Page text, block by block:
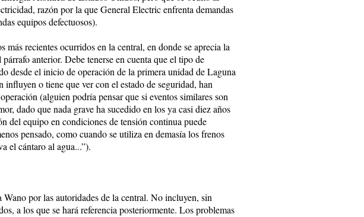
razón por la que General Electric enfrenta demandas
equipos defectuosos).
más recientes ocurridos en la central, en donde se aprecia la
anterior. Debe tenerse en cuenta que el tipo de
desde el inicio de operación de la primera unidad de Laguna
o tiene que ver con el estado de seguridad, han
(alguien podría pensar que si eventos similares son
dado que nada grave ha sucedido en los ya casi diez años
del equipo en condiciones de tensión continua puede
pensado, como cuando se utiliza en demasía los frenos
el cántaro al agua...”).
por las autoridades de la central. No incluyen, sin
a los que se hará referencia posteriormente. Los problemas